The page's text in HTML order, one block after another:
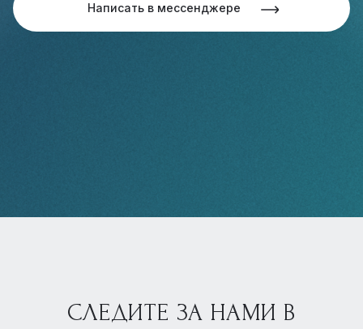
Написать в мессенджере
СЛЕДИТЕ ЗА НАМИ В